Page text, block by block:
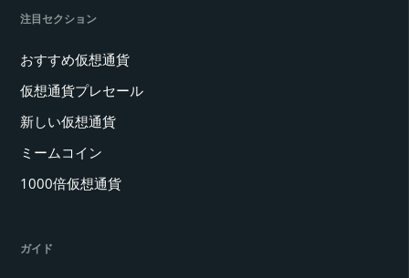
注目セクション
おすすめ仮想通貨
仮想通貨プレセール
新しい仮想通貨
ミームコイン
1000倍仮想通貨
ガイド